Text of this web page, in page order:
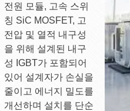
전원 모듈, 고속 스위
칭 SiC MOSFET, 고
전압 및 열적 내구성
을 위해 설계된 내구
성 IGBT가 포함되어
있어 설계자가 손실을
줄이고 에너지 밀도를
개선하며 설치를 단순